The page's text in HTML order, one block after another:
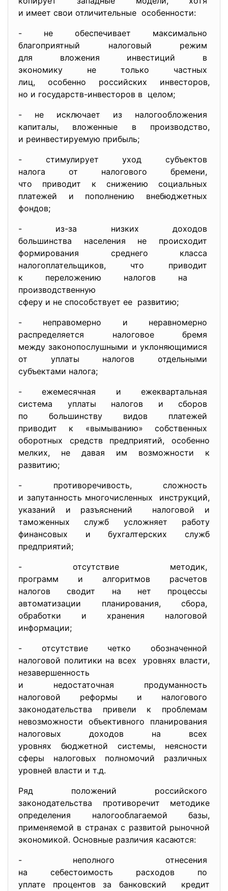
и имеет свои отличительные особенности:
- не обеспечивает максимально
благоприятный налоговый режим
для вложения инвестиций в
экономику не только частных
лиц, особенно российских инвесторов,
но и государств-инвесторов в целом;
- не исключает из налогообложения
капиталы, вложенные в производство,
и реинвестируемую прибыль;
- стимулирует уход субъектов
налога от налогового бремени,
что приводит к снижению социальных
платежей и пополнению внебюджетных
фондов;
- из-за низких доходов
большинства населения не происходит
формирования среднего класса
налогоплательщиков, что приводит
к переложению налогов на
производственную
сферу и не способствует ее развитию;
- неправомерно и неравномерно
распределяется налоговое бремя
между законопослушными и уклоняющимися
от уплаты налогов отдельными
субъектами налога;
- ежемесячная и ежеквартальная
система уплаты налогов и сборов
по большинству видов платежей
приводит к «вымыванию» собственных
оборотных средств предприятий, особенно
мелких, не давая им возможности к
развитию;
- противоречивость, сложность
и запутанность многочисленных инструкций,
указаний и разъяснений налоговой и
таможенных служб усложняет работу
финансовых и бухгалтерских служб
предприятий;
- отсутствие методик,
программ и алгоритмов расчетов
налогов сводит на нет процессы
автоматизации планирования, сбора,
обработки и хранения налоговой
информации;
- отсутствие четко обозначенной
налоговой политики на всех уровнях власти,
незавершенность
и недостаточная продуманность
налоговой реформы и налогового
законодательства привели к проблемам
невозможности объективного планирования
налоговых доходов на всех
уровнях бюджетной системы, неясности
сферы налоговых полномочий различных
уровней власти и т.д.
Ряд положений российского
законодательства противоречит методике
определения налогооблагаемой базы,
применяемой в странах с развитой рыночной
экономикой. Основные различия касаются:
- неполного отнесения
на себестоимость расходов по
уплате процентов за банковский кредит